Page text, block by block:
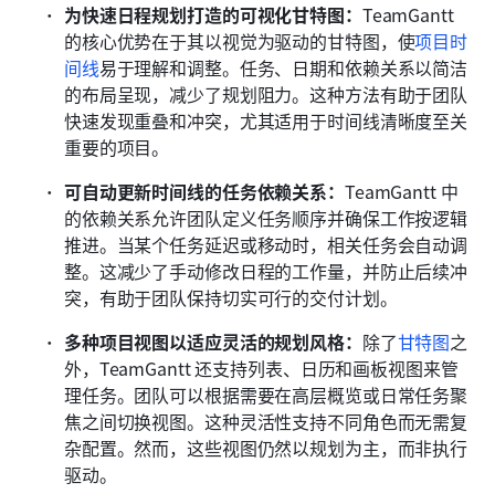
为快速日程规划打造的可视化甘特图： TeamGantt
的核心优势在于其以视觉为驱动的甘特图，使项目时
间线易于理解和调整。任务、日期和依赖关系以简洁
的布局呈现，减少了规划阻力。这种方法有助于团队
快速发现重叠和冲突，尤其适用于时间线清晰度至关
重要的项目。
可自动更新时间线的任务依赖关系： TeamGantt 中
的依赖关系允许团队定义任务顺序并确保工作按逻辑
推进。当某个任务延迟或移动时，相关任务会自动调
整。这减少了手动修改日程的工作量，并防止后续冲
突，有助于团队保持切实可行的交付计划。
多种项目视图以适应灵活的规划风格： 除了甘特图之
外，TeamGantt 还支持列表、日历和画板视图来管
理任务。团队可以根据需要在高层概览或日常任务聚
焦之间切换视图。这种灵活性支持不同角色而无需复
杂配置。然而，这些视图仍然以规划为主，而非执行
驱动。